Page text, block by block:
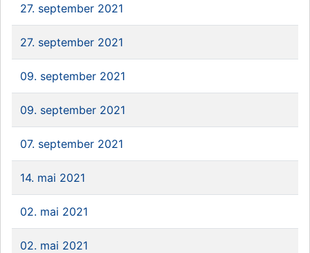
27. september 2021
27. september 2021
09. september 2021
09. september 2021
07. september 2021
14. mai 2021
02. mai 2021
02. mai 2021